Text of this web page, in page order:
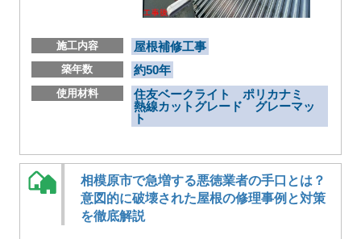
施工内容 屋根補修工事
築年数 約50年
使用材料
住友ベークライト ポリカナミ
熱線カットグレード グレーマッ
ト
相模原市で急増する悪徳業者の手口とは？
意図的に破壊された屋根の修理事例と対策
を徹底解説